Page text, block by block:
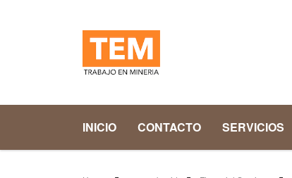
INICIO CONTACTO SERVICIOS